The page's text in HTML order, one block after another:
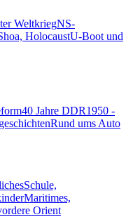
WeltkriegNS-
HolocaustU-Boot und
40 Jahre DDR1950 -
Rund ums Auto
Schule,
Maritimes,
Orient